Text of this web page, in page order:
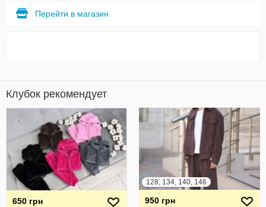
Перейти в магазин
Клубок рекомендует
650 грн
128, 134, 140, 146
950 грн